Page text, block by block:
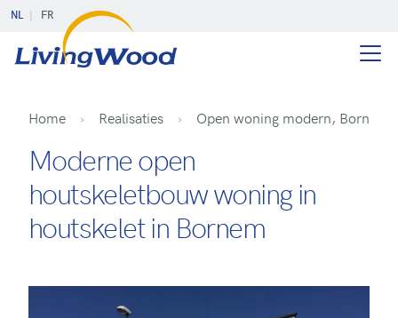
NL FR
Home Realisaties Open woning modern, Bornem
Moderne open
houtskeletbouw woning in
houtskelet in Bornem